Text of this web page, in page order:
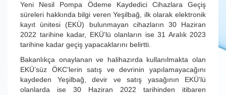
Yeni Nesil Pompa Ödeme Kaydedici Cihazlara Geçiş
süreleri hakkında bilgi veren Yeşilbağ, ilk olarak elektronik
kayıt ünitesi (EKÜ) bulunmayan cihazların 30 Haziran
2022 tarihine kadar, EKÜ’lü olanların ise 31 Aralık 2023
tarihine kadar geçiş yapacaklarını belirtti.
Bakanlıkça onaylanan ve halihazırda kullanılmakta olan
EKÜ’süz ÖKC’lerin satış ve devrinin yapılamayacağını
kaydeden Yeşilbağ, devir ve satış yasağının EKÜ’lü
olanlarda ise 30 Haziran 2022 tarihinden itibaren